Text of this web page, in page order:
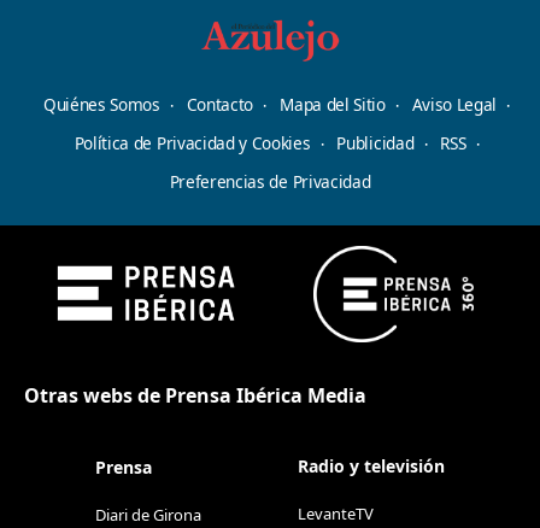
Quiénes Somos Contacto Mapa del Sitio
Aviso Legal
Política de Privacidad y Cookies
Publicidad
RSS
Preferencias de Privacidad
Otras webs de Prensa Ibérica Media
Prensa
Diari de Girona
Radio y televisión
LevanteTV